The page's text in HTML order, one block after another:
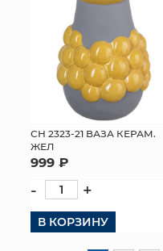
СН 2323-21 ВАЗА КЕРАМ.
ЖЕЛ
999 ₽
- +
В КОРЗИНУ